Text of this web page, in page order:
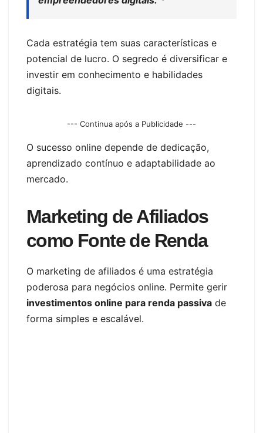
Cada estratégia tem suas características e
potencial de lucro. O segredo é diversificar e
investir em conhecimento e habilidades
digitais.
--- Continua após a Publicidade ---
O sucesso online depende de dedicação,
aprendizado contínuo e adaptabilidade ao
mercado.
Marketing de Afiliados
como Fonte de Renda
O marketing de afiliados é uma estratégia
poderosa para negócios online. Permite gerir
investimentos online para renda passiva de
forma simples e escalável.